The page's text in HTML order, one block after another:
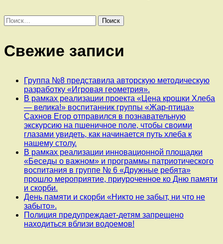
Найти:
Свежие записи
Группа №8 представила авторскую методическую
разработку «Игровая геометрия».
В рамках реализации проекта «Цена крошки Хлеба
— велика!» воспитанник группы «Жар-птица»
Сахнов Егор отправился в познавательную
экскурсию на пшеничное поле, чтобы своими
глазами увидеть, как начинается путь хлеба к
нашему столу.
В рамках реализации инновационной площадки
«Беседы о важном» и программы патриотического
воспитания в группе № 6 «Дружные ребята»
прошло мероприятие, приуроченное ко Дню памяти
и скорби.
День памяти и скорби «Никто не забыт, ни что не
забыто».
Полиция предупреждает-детям запрещено
находиться вблизи водоемов!